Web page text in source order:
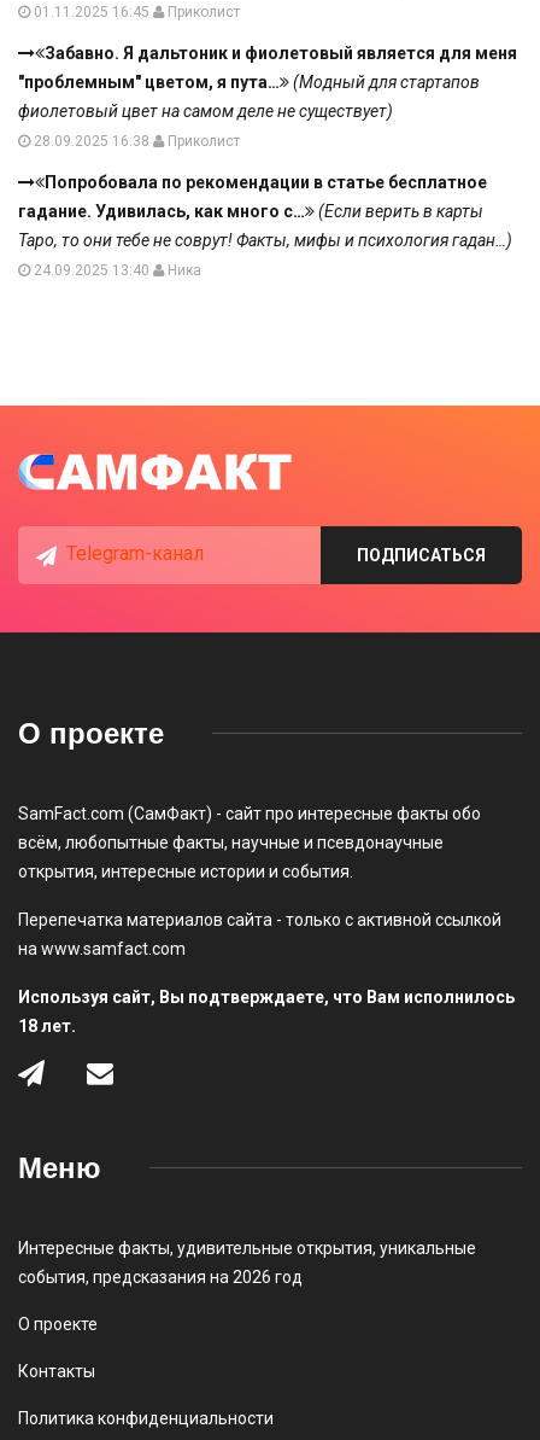
01.11.2025 16:45 Приколист
Забавно. Я дальтоник и фиолетовый является для меня
"проблемным" цветом, я пута…
(Модный для стартапов
фиолетовый цвет на самом деле не существует)
28.09.2025 16:38 Приколист
Попробовала по рекомендации в статье бесплатное
гадание. Удивилась, как много с…
(Если верить в карты
Таро, то они тебе не соврут! Факты, мифы и психология гадан…)
24.09.2025 13:40 Ника
Telegram-канал ПОДПИСАТЬСЯ
О проекте
SamFact.com (СамФакт) - сайт про интересные факты обо
всём, любопытные факты, научные и псевдонаучные
открытия, интересные истории и события.
Перепечатка материалов сайта - только с активной ссылкой
на www.samfact.com
Используя сайт, Вы подтверждаете, что Вам исполнилось
18 лет.
Меню
Интересные факты, удивительные открытия, уникальные
события, предсказания на 2026 год
О проекте
Контакты
Политика конфиденциальности